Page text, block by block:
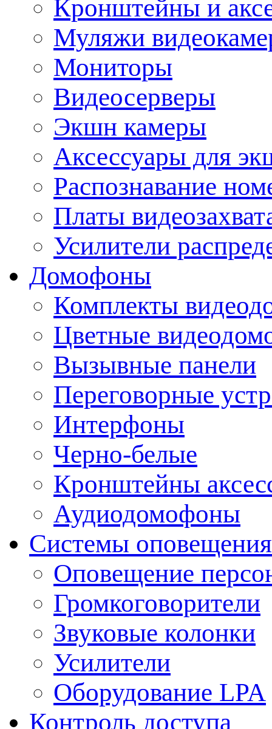
Кронштейны и
Муляжи
Мониторы
Видеосерверы
Экшн камеры
Аксессуары для
Распознавание
Платы
Усилители
Домофоны
Комплекты
Цветные
Вызывные панели
Переговорные
Интерфоны
Черно-белые
Кронштейны
Аудиодомофоны
Системы оповещения
Оповещение
Громкоговорители
Звуковые колонки
Усилители
Оборудование LPA
Контроль доступа